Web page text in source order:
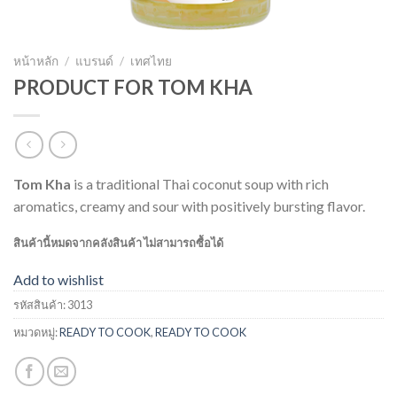
หน้าหลัก / แบรนด์ / เทศไทย
PRODUCT FOR TOM KHA
Tom Kha is a traditional Thai coconut soup with rich
aromatics, creamy and sour with positively bursting flavor.
สินค้านี้หมดจากคลังสินค้า ไม่สามารถซื้อได้
Add to wishlist
รหัสสินค้า:3013
หมวดหมู่:READY TO COOK,READY TO COOK